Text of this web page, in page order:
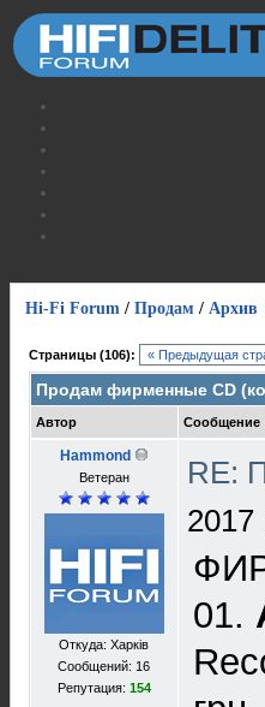
Hi-Fi Forum / Продам / Архив
Страницы (106): « Предыдущая
Продам фирменные CD
Автор Сообщение
Hammond
Ветеран
Откуда: Харкiв
Сообщений: 16
Репутация: 154
RE:
2017
01.